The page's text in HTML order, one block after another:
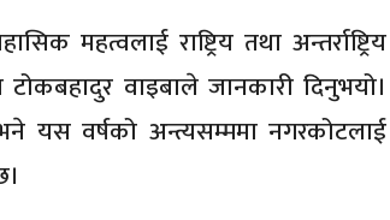
महत्वलाई राष्ट्रिय तथा अन्तर्राष्ट्रिय
टोकबहादुर वाइबाले जानकारी दिनुभयो।
यस वर्षको अन्त्यसम्ममा नगरकोटलाई